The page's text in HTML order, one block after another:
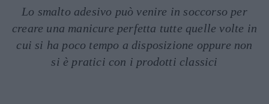
Lo smalto adesivo può venire in soccorso per
creare una manicure perfetta tutte quelle volte in
cui si ha poco tempo a disposizione oppure non
si è pratici con i prodotti classici